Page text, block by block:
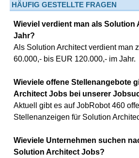
HÄUFIG GESTELLTE FRAGEN
Wieviel verdient man als Solution
Jahr?
Als Solution Architect verdient man
60.000,- bis EUR 120.000,- im Jahr.
Wieviele offene Stellenangebote
Architect Jobs bei unserer
Aktuell gibt es auf JobRobot 460
Stellenanzeigen für Solution
Wieviele Unternehmen suchen
Solution Architect Jobs?